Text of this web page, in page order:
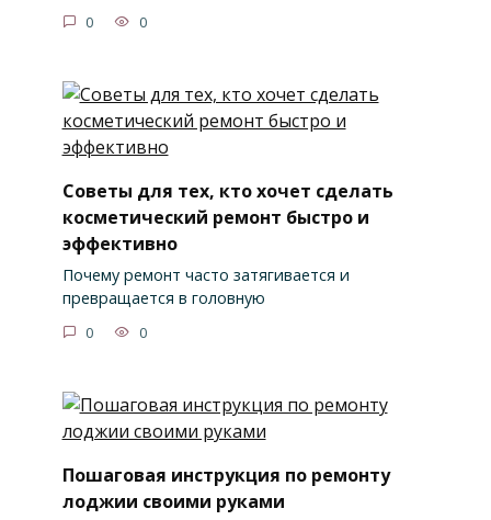
0 0
Советы для тех, кто хочет сделать
косметический ремонт быстро и
эффективно
Почему ремонт часто затягивается и
превращается в головную
0 0
Пошаговая инструкция по ремонту
лоджии своими руками